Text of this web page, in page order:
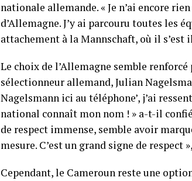
nationale allemande. « Je n’ai encore
d’Allemagne. J’y ai parcouru toutes les
attachement à la Mannschaft, où il s’est
Le choix de l’Allemagne semble
sélectionneur allemand, Julian
Nagelsmann ici au téléphone’, j’ai
national connaît mon nom ! » a-t-il
de respect immense, semble avoir
mesure. C’est un grand signe de
Cependant, le Cameroun reste une